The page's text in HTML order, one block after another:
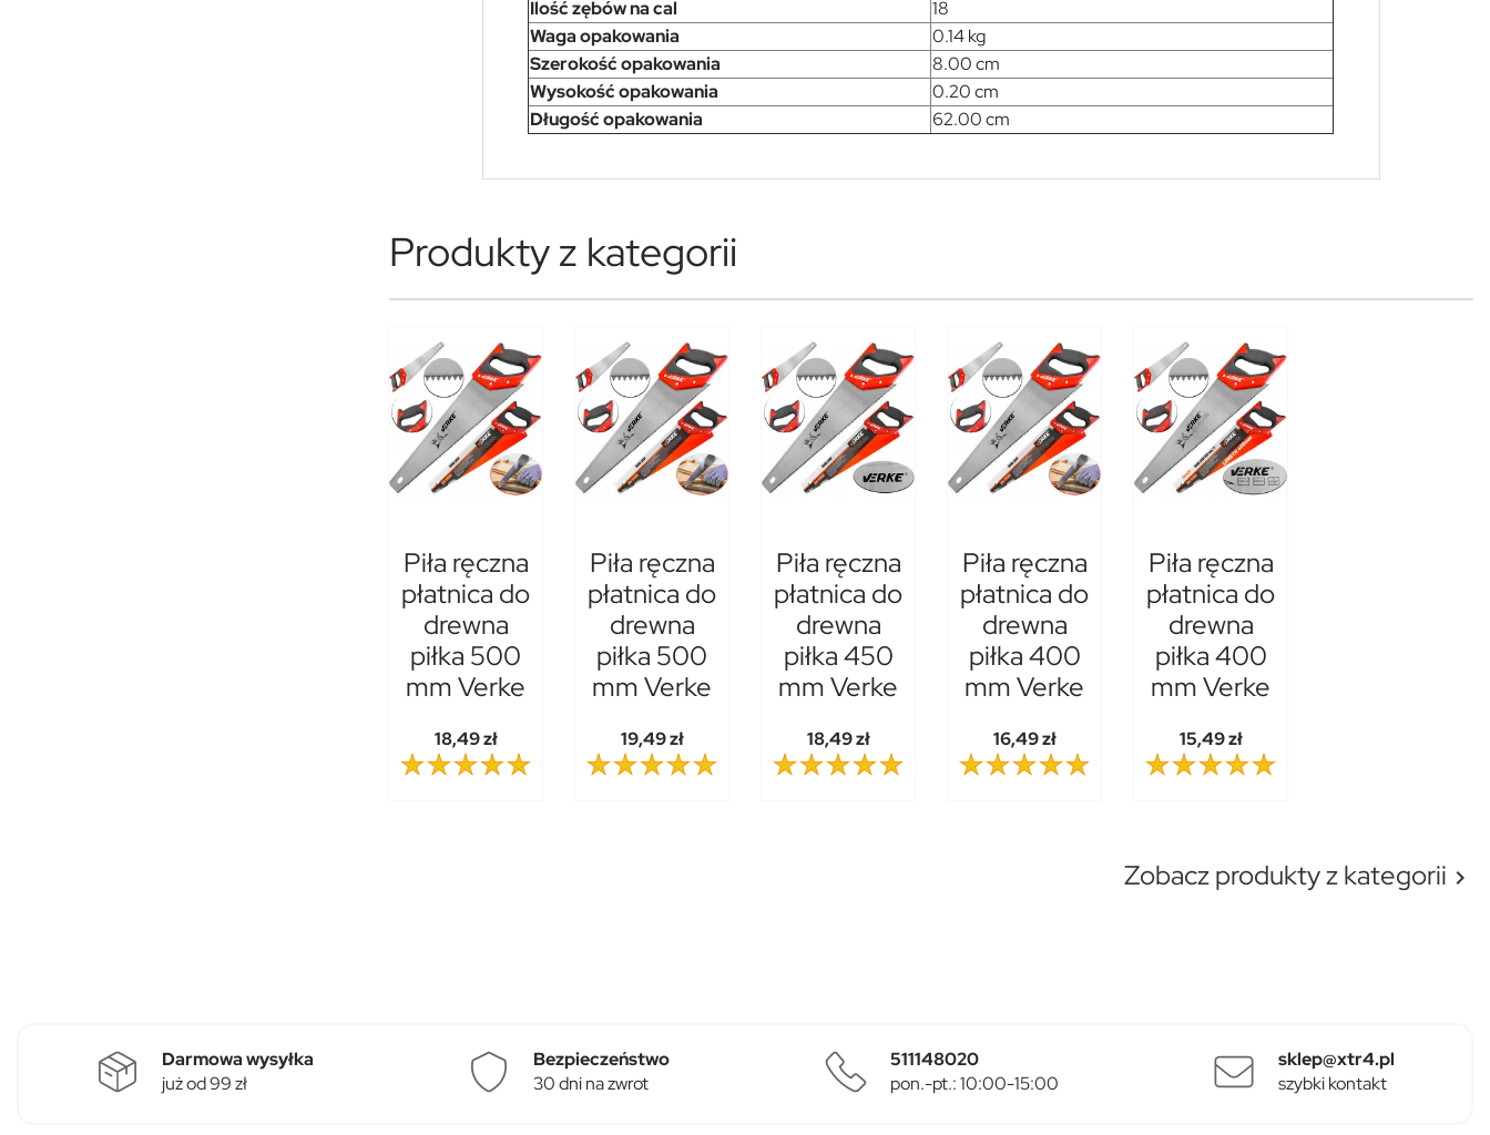
Ilość zębów na cal
18
Waga opakowania
0.14 kg
Szerokość opakowania
8.00 cm
Wysokość opakowania
0.20 cm
Długość opakowania
62.00 cm
Produkty z kategorii
Piła ręczna
płatnica do
drewna
piłka 500
mm Verke
18,49 zł
Piła ręczna
płatnica do
drewna
piłka 500
mm Verke
19,49 zł
Piła ręczna
płatnica do
drewna
piłka 450
mm Verke
18,49 zł
Piła ręczna
płatnica do
drewna
piłka 400
mm Verke
16,49 zł
Piła ręczna
płatnica do
drewna
piłka 400
mm Verke
15,49 zł
Zobacz produkty z kategorii 
Darmowa wysyłka
już od 99 zł
Bezpieczeństwo
30 dni na zwrot
511148020
pon.-pt.: 10:00-15:00
sklep@xtr4.pl
szybki kontakt